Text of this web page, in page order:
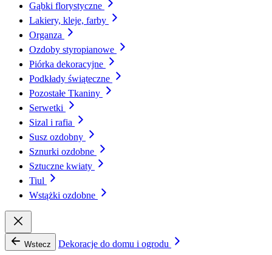
Gąbki florystyczne
Lakiery, kleje, farby
Organza
Ozdoby styropianowe
Piórka dekoracyjne
Podkłady świąteczne
Pozostałe Tkaniny
Serwetki
Sizal i rafia
Susz ozdobny
Sznurki ozdobne
Sztuczne kwiaty
Tiul
Wstążki ozdobne
Wstecz Dekoracje do domu i ogrodu